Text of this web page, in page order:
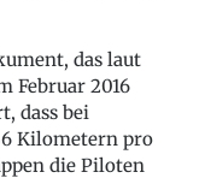
das laut
Februar 2016
dass bei
Kilometern pro
die Piloten